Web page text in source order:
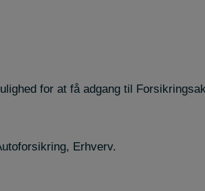
for at få adgang til
Erhverv.